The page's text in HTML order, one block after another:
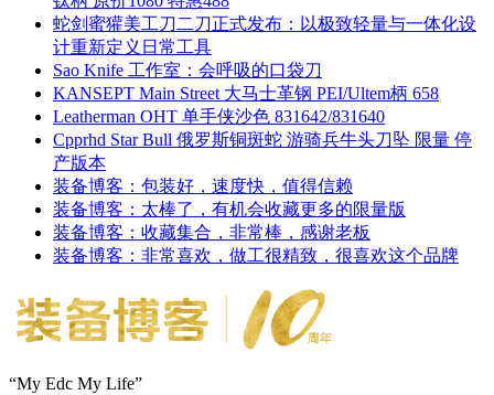
蛇剑蜜獾美工刀二刀正式发布：以极致轻量与一体化设
计重新定义日常工具
Sao Knife 工作室：会呼吸的口袋刀
KANSEPT Main Street 大马士革钢 PEI/Ultem柄 658
Leatherman OHT 单手侠沙色 831642/831640
Cpprhd Star Bull 俄罗斯铜斑蛇 游骑兵牛头刀坠 限量 停
产版本
装备博客：包装好，速度快，值得信赖
装备博客：太棒了，有机会收藏更多的限量版
装备博客：收藏集合，非常棒，感谢老板
装备博客：非常喜欢，做工很精致，很喜欢这个品牌
“My Edc My Life”